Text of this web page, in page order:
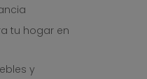
tu hogar en
y